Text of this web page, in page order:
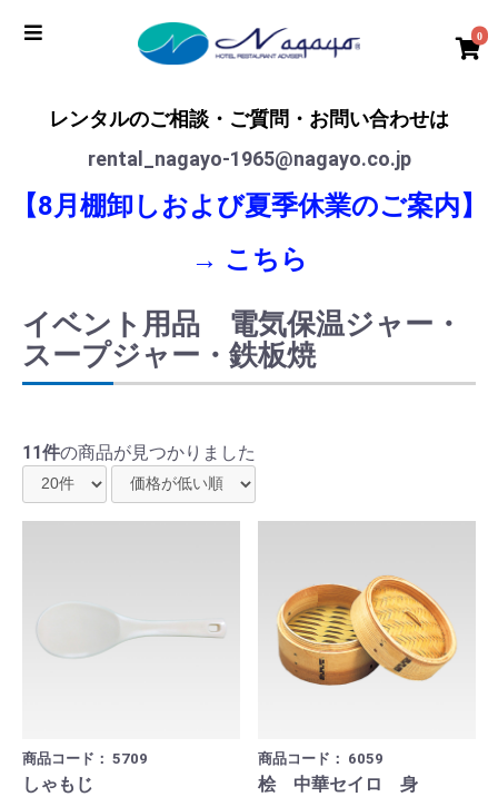
0
レンタルのご相談・ご質問・お問い合わせは
rental_nagayo-1965@nagayo.co.jp
【8月棚卸しおよび夏季休業のご案内】
→ こちら
イベント用品 電気保温ジャー・
スープジャー・鉄板焼
11件の商品が見つかりました
商品コード： 5709
しゃもじ
商品コード： 6059
桧 中華セイロ 身